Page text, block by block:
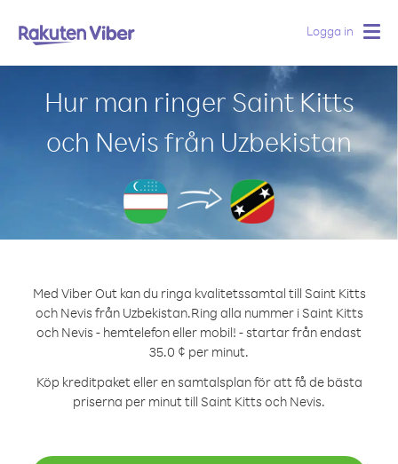
Logga in
Hur man ringer Saint Kitts
och Nevis från Uzbekistan
Med Viber Out kan du ringa kvalitetssamtal till Saint Kitts
och Nevis från Uzbekistan.Ring alla nummer i Saint Kitts
och Nevis - hemtelefon eller mobil! - startar från endast
35.0 ¢ per minut.
Köp kreditpaket eller en samtalsplan för att få de bästa
priserna per minut till Saint Kitts och Nevis.